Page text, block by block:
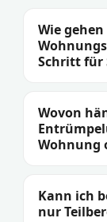
Wie
Schritt für
Wovon
Wohnung
Kann ich
nur